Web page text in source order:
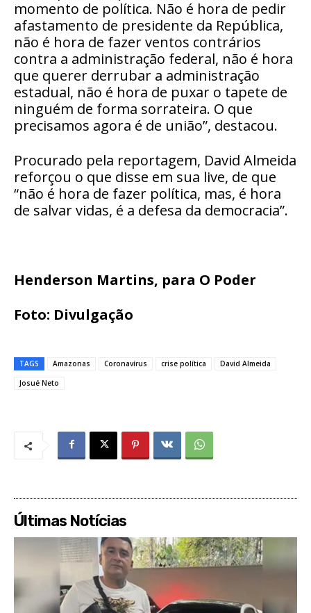
momento de política. Não é hora de pedir
afastamento de presidente da República,
não é hora de fazer ventos contrários
contra a administração federal, não é hora
que querer derrubar a administração
estadual, não é hora de puxar o tapete de
ninguém de forma sorrateira. O que
precisamos agora é de união”, destacou.
Procurado pela reportagem, David Almeida
reforçou o que disse em sua live, de que
“não é hora de fazer política, mas, é hora
de salvar vidas, é a defesa da democracia”.
Henderson Martins, para O Poder
Foto: Divulgação
TAGS Amazonas Coronavírus crise política
David Almeida
Josué Neto
Últimas Notícias